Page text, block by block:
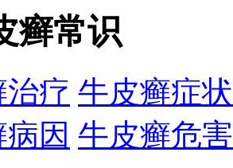
癣常识
疗 牛皮癣症状
因 牛皮癣危害